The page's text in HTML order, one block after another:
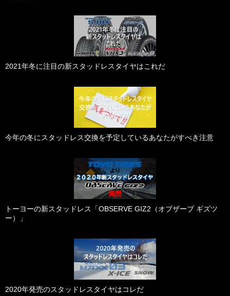
2021年冬に注目の新スタッドレスタイヤはこれだ
今年の冬にスタッドレス交換を予定しているあなたがすべき注意
トーヨーの新スタッドレス「OBSERVE GIZ2（オブザーブ ギズツ
ー）」
2020年発売のスタッドレスタイヤはコレだ